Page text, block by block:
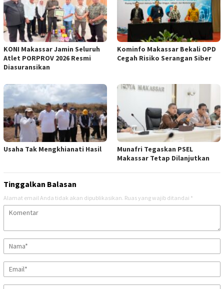
KONI Makassar Jamin Seluruh
Atlet PORPROV 2026 Resmi
Diasuransikan
Kominfo Makassar Bekali OPD
Cegah Risiko Serangan Siber
Usaha Tak Mengkhianati Hasil
Munafri Tegaskan PSEL
Makassar Tetap Dilanjutkan
Tinggalkan Balasan
Alamat email Anda tidak akan dipublikasikan. Ruas yang wajib ditandai *